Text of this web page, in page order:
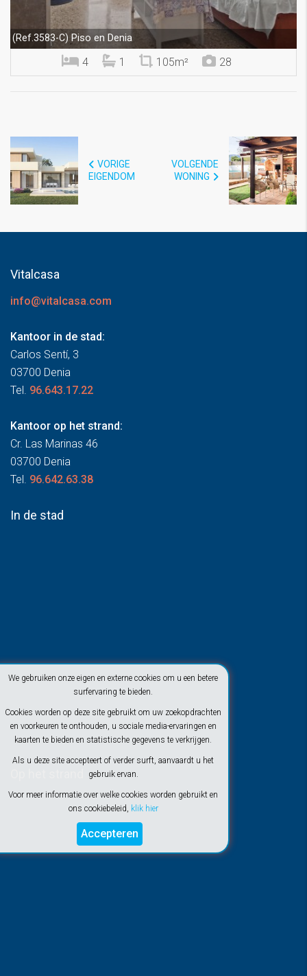
We gebruiken onze eigen en externe cookies om u een betere
surfervaring te bieden.
Cookies worden op deze site gebruikt om uw zoekopdrachten
en voorkeuren te onthouden, u sociale media-ervaringen en
kaarten te bieden en statistische gegevens te verkrijgen.
Als u deze site accepteert of verder surft, aanvaardt u het
gebruik ervan.
Voor meer informatie over welke cookies worden gebruikt en
ons cookiebeleid, klik hier
Accepteren
(Ref.3583-C) Piso en Denia
4 1 105m² 28
VORIGE
EIGENDOM
VOLGENDE
WONING
Vitalcasa
info@vitalcasa.com
Kantoor in de stad:
Carlos Sentí, 3
03700 Denia
Tel. 96.643.17.22
Kantoor op het strand:
Cr. Las Marinas 46
03700 Denia
Tel. 96.642.63.38
In de stad